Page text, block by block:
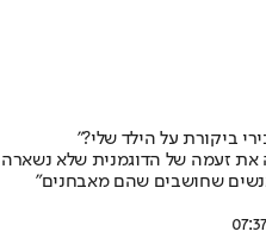
ביקורת על הילד שלי?"
זעמה של הדוגמנית שלא נשארה
שחושבים שהם מאבחנים"